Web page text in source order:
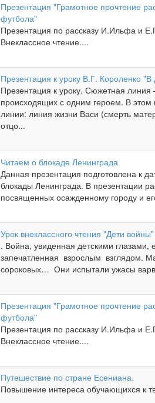
Презентация "Грамотное прочтение
футбола"
Презентация по рассказу И.Ильфа и
Внеклассное чтение....
Презентация к уроку В.Г. Короленко
Презентация к уроку. Сюжетная линия
происходящих с одним героем. В
линии: линия жизни Васи (смерть
отцо...
Читаем о блокаде Ленинграда
Данная презентация подготовлена к
блокады Ленинграда. В презентации
посвященных осажденному городу и
Урок внеклассного чтения "Дети
. Война, увиденная детскими
запечатленная взрослым взглядом.
сороковых… Они испытали ужасы
Презентация "Грамотное прочтение
футбола"
Презентация по рассказу И.Ильфа и
Внеклассное чтение....
Путешествие по стране Есениана.
Повышение интереса обучающихся к